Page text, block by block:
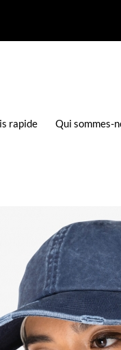
rapide Qui sommes-